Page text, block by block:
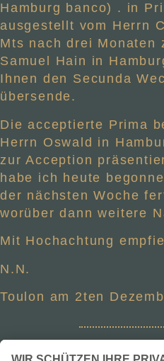
Hamburg banco) . in
ausgestellt vom Herrn
Mts nach drei Monaten
Samuel Hain in
Ihnen den Secunda
übersende.
Die acceptierte Prima
Herrn Oswald in
zur Acception
habe ich heute
der nächsten Woche
worüber dann weitere
Mit Hochachtung
N.N.
Toulon am 2ten